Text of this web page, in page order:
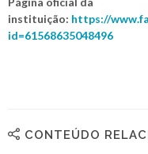
instituição: https://
id=61568635048496
CONTEÚDO